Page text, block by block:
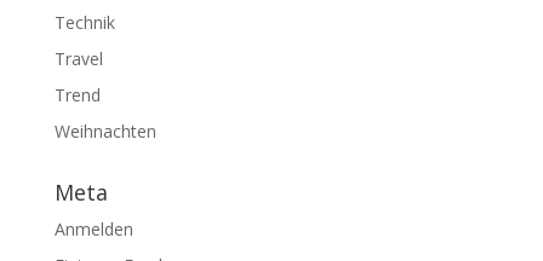
Technik
Travel
Trend
Weihnachten
Meta
Anmelden